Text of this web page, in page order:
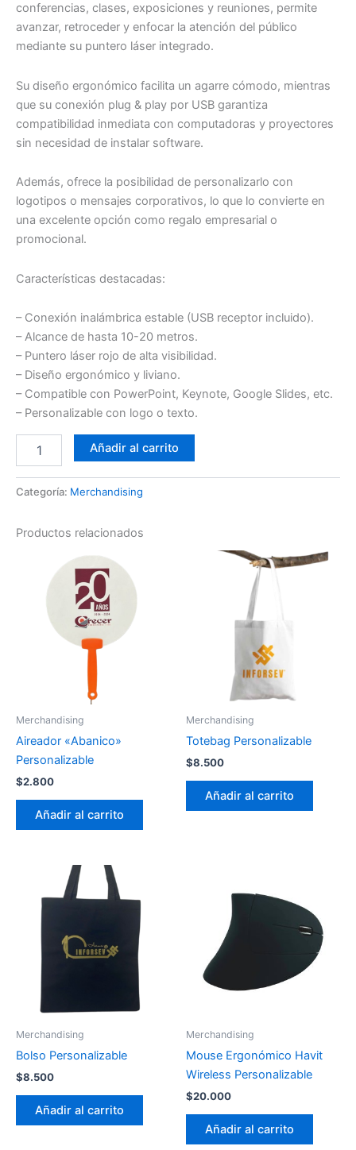
conferencias, clases, exposiciones y reuniones, permite
avanzar, retroceder y enfocar la atención del público
mediante su puntero láser integrado.
Su diseño ergonómico facilita un agarre cómodo, mientras
que su conexión plug & play por USB garantiza
compatibilidad inmediata con computadoras y proyectores
sin necesidad de instalar software.
Además, ofrece la posibilidad de personalizarlo con
logotipos o mensajes corporativos, lo que lo convierte en
una excelente opción como regalo empresarial o
promocional.
Características destacadas:
– Conexión inalámbrica estable (USB receptor incluido).
– Alcance de hasta 10-20 metros.
– Puntero láser rojo de alta visibilidad.
– Diseño ergonómico y liviano.
– Compatible con PowerPoint, Keynote, Google Slides, etc.
– Personalizable con logo o texto.
Añadir al carrito
Categoría: Merchandising
Productos relacionados
Merchandising
Aireador «Abanico»
Personalizable
$2.800
Añadir al carrito
Merchandising
Totebag Personalizable
$8.500
Añadir al carrito
Merchandising
Bolso Personalizable
$8.500
Añadir al carrito
Merchandising
Mouse Ergonómico Havit
Wireless Personalizable
$20.000
Añadir al carrito